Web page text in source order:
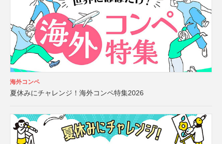
海外コンペ
夏休みにチャレンジ！海外コンペ特集2026